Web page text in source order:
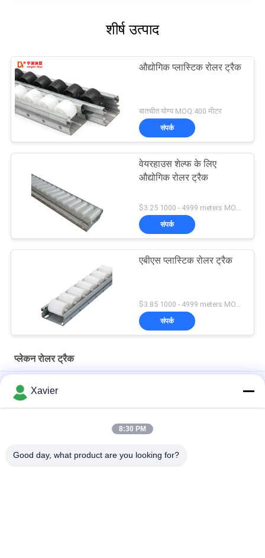
शीर्ष उत्पाद
औद्योगिक प्लास्टिक रोलर ट्रैक
बातचीत योग्य MOQ:400 मीटर
संपर्क
वेयरहाउस शेल्फ के लिए
औद्योगिक रोलर ट्रैक
संपर्क
एबीएस प्लास्टिक रोलर ट्रैक
संपर्क
प्लेकन रोलर ट्रैक
पाइप रैक सिस्टम के लिए ठंड वेल्डेड प्लास्टिक रोलर ट्रैक स्टील प्लेट एक्सट्रूज़न
पाइप रैक सिस्टम के लिए DY-6033 शीट मेटल फ्रेम पैलेट रोलर ट्रैक
DY-8533 बढ़ी हुई शीट धातु द्रवित लेख प्लेट के लिए वर्गीकरण क्षेत्र की विधानसभा
Xavier
8:30 PM
Good day, what product are you looking for?